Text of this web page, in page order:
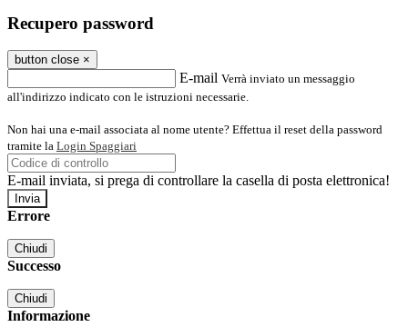
Recupero password
button close ×
E-mail Verrà inviato un messaggio
all'indirizzo indicato con le istruzioni necessarie.
Non hai una e-mail associata al nome utente? Effettua il reset della password
tramite la Login Spaggiari
E-mail inviata, si prega di controllare la casella di posta elettronica!
Errore
Chiudi
Successo
Chiudi
Informazione